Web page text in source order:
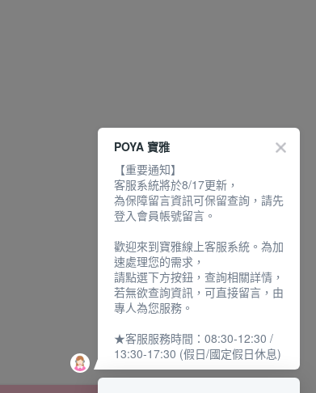
POYA 寶雅
【重要通知】
客服系統將於8/17更新，
為保障留言資訊可保留查詢，請先
登入會員帳號留言。
歡迎來到寶雅線上客服系統。為加
速處理您的需求，
請點選下方按鈕，查詢相關詳情，
若無欲查詢資訊，可直接留言，由
專人為您服務。
★客服服務時間：08:30-12:30 /
13:30-17:30 (假日/國定假日休息)